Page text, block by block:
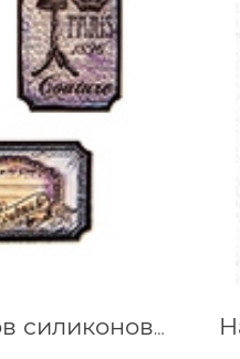
Набор штампов силиконовых Теги Париж 14х18 см